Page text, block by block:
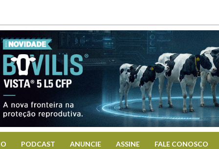
PODCAST ANUNCIE ASSINE FALE CONOSCO